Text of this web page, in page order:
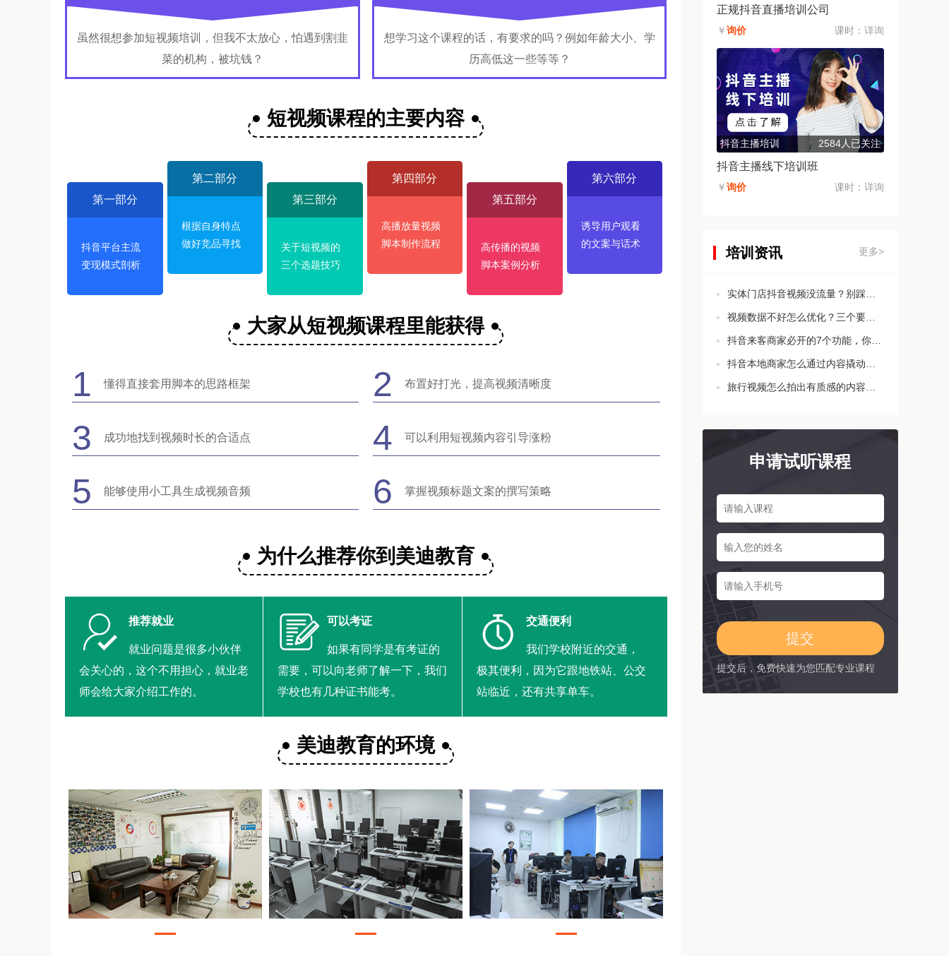
虽然很想参加短视频培训，但我不太放心，怕遇到割韭
菜的机构，被坑钱？
想学习这个课程的话，有要求的吗？例如年龄大小、学
历高低这一些等等？
短视频课程的主要内容
第一部分
抖音平台主流
变现模式剖析
第二部分
根据自身特点
做好竞品寻找
第三部分
关于短视频的
三个选题技巧
第四部分
高播放量视频
脚本制作流程
第五部分
高传播的视频
脚本案例分析
第六部分
诱导用户观看
的文案与话术
大家从短视频课程里能获得
1 懂得直接套用脚本的思路框架 2 布置好打光，提高视频清晰度
3 成功地找到视频时长的合适点 4 可以利用短视频内容引导涨粉
5 能够使用小工具生成视频音频 6 掌握视频标题文案的撰写策略
为什么推荐你到美迪教育
推荐就业
就业问题是很多小伙伴
会关心的，这个不用担心，就业老
师会给大家介绍工作的。
可以考证
如果有同学是有考证的
需要，可以向老师了解一下，我们
学校也有几种证书能考。
交通便利
我们学校附近的交通，
极其便利，因为它跟地铁站、公交
站临近，还有共享单车。
美迪教育的环境
正规抖音直播培训公司
￥询价 课时： 详询
抖音主播培训 2584人已关注
抖音主播线下培训班
￥询价 课时： 详询
培训资讯 更多>
实体门店抖音视频没流量？别踩这5个违规坑！
视频数据不好怎么优化？三个要点教会你分析思路！
抖音来客商家必开的7个功能，你都设置了吗？
抖音本地商家怎么通过内容撬动生意增长？这三点要知道！
旅行视频怎么拍出有质感的内容？新手必学的三个技巧
申请试听课程
提交后，免费快速为您匹配专业课程